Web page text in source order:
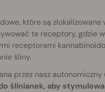
które są zlokalizowane
te receptory, gdzie
receptorami
śliny.
przez nasz autonomiczny
ślinianek, aby